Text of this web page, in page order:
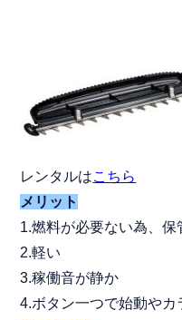
レンタルはこちら
メリット
1.燃料が必要ない為、保
2.軽い
3.稼働音が静か
4.ボタン一つで始動やカ